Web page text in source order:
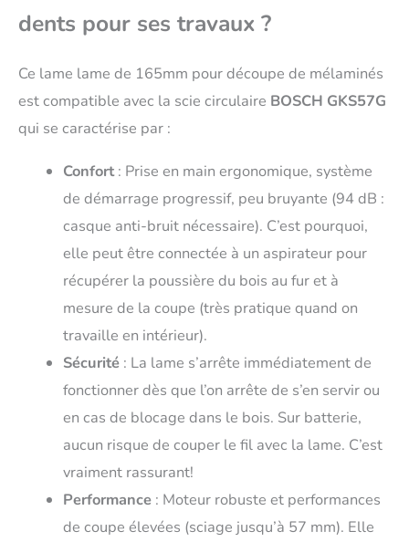
dents pour ses travaux ?
Ce lame lame de 165mm pour découpe de mélaminés
est compatible avec la scie circulaire BOSCH GKS57G
qui se caractérise par :
Confort: Prise en main ergonomique, système
de démarrage progressif, peu bruyante (94 dB :
casque anti-bruit nécessaire). C’est pourquoi,
elle peut être connectée à un aspirateur pour
récupérer la poussière du bois au fur et à
mesure de la coupe (très pratique quand on
travaille en intérieur).
Sécurité : La lame s’arrête immédiatement de
fonctionner dès que l’on arrête de s’en servir ou
en cas de blocage dans le bois. Sur batterie,
aucun risque de couper le fil avec la lame. C’est
vraiment rassurant!
Performance : Moteur robuste et performances
de coupe élevées (sciage jusqu’à 57 mm). Elle